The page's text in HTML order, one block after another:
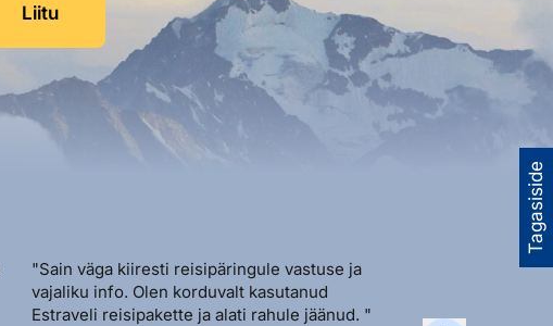
Tagasiside
Liitu
"Sain väga kiiresti reisipäringule vastuse ja
vajaliku info. Olen korduvalt kasutanud
Estraveli reisipakette ja alati rahule jäänud. "
"Sõbralik ja
soovi korral. "